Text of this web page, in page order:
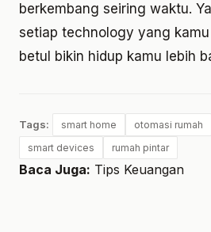
berkembang seiring waktu.
setiap technology yang
betul bikin hidup kamu lebih
Tags: smart home otomasi rumah
smart devices
rumah pintar
Baca Juga: Tips Keuangan